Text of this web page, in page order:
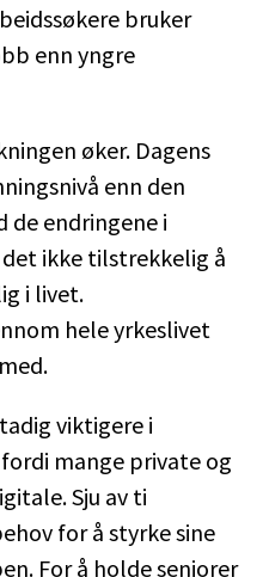
bruker
enn yngre
øker. Dagens
enn den
de endringene i
ikke tilstrekkelig å
i livet.
hele yrkeslivet
viktigere i
mange private og
Sju av ti
for å styrke sine
For å holde seniorer